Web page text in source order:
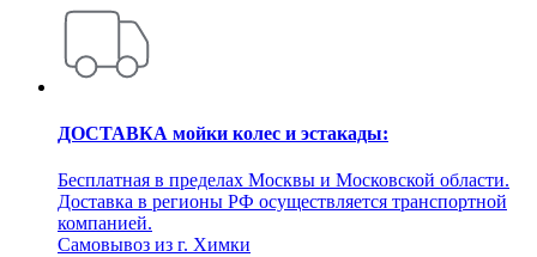
ДОСТАВКА мойки колес и эстакады:
Бесплатная в пределах Москвы и Московской области.
Доставка в регионы РФ осуществляется транспортной
компанией.
Самовывоз из г. Химки